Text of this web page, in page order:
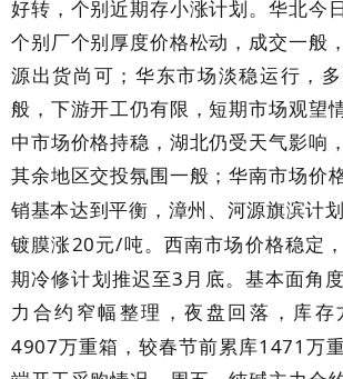
好转，个别近期存小涨计划。华北今
个别厂个别厚度价格松动，成交一般
源出货尚可；华东市场淡稳运行，
般，下游开工仍有限，短期市场观望
中市场价格持稳，湖北仍受天气影响
其余地区交投氛围一般；华南市场价
销基本达到平衡，漳州、河源旗滨计划
镀膜涨20元/吨。西南市场价格稳定
期冷修计划推迟至3 月底。基本面角
力合约窄幅整理，夜盘回落，库存
4907万重箱，较春节前累库1471 万